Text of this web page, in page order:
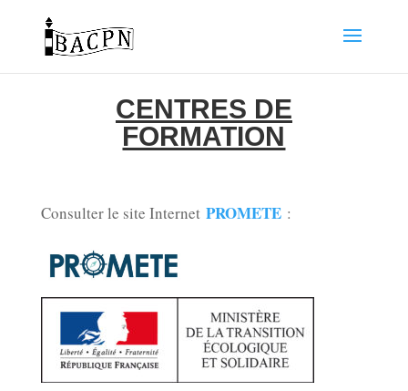
CENTRES DE
FORMATION
Consulter le site Internet PROMETE: